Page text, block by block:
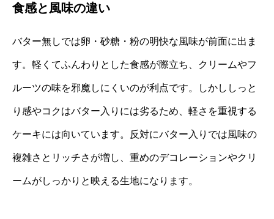
食感と風味の違い
バター無しでは卵・砂糖・粉の明快な風味が前面に出ま
す。軽くてふんわりとした食感が際立ち、クリームやフ
ルーツの味を邪魔しにくいのが利点です。しかししっと
り感やコクはバター入りには劣るため、軽さを重視する
ケーキには向いています。反対にバター入りでは風味の
複雑さとリッチさが増し、重めのデコレーションやクリ
ームがしっかりと映える生地になります。